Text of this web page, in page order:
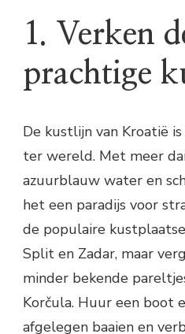
1. Verken
prachtige
De kustlijn van Kroatië
ter wereld. Met meer
azuurblauw water en
het een paradijs voor
de populaire
Split en Zadar, maar
minder bekende
Korčula. Huur een boot
afgelegen baaien en